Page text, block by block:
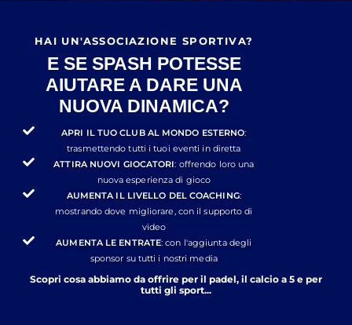
HAI UN'ASSOCIAZIONE SPORTIVA?
E SE SPASH POTESSE
AIUTARE A DARE UNA
NUOVA DINAMICA?
APRI IL TUO CLUB AL MONDO ESTERNO:
trasmettendo tutti i tuoi eventi in diretta
ATTIRA NUOVI GIOCATORI: offrendo loro una
nuova esperienza di gioco
AUMENTA IL LIVELLO DEL COACHING:
mostrando dove migliorare, con il supporto di
video
AUMENTA LE ENTRATE: con l'aggiunta degli
sponsor su tutti i nostri media
Scopri cosa abbiamo da offrire per il padel, il calcio a 5 e per
tutti gli sport...